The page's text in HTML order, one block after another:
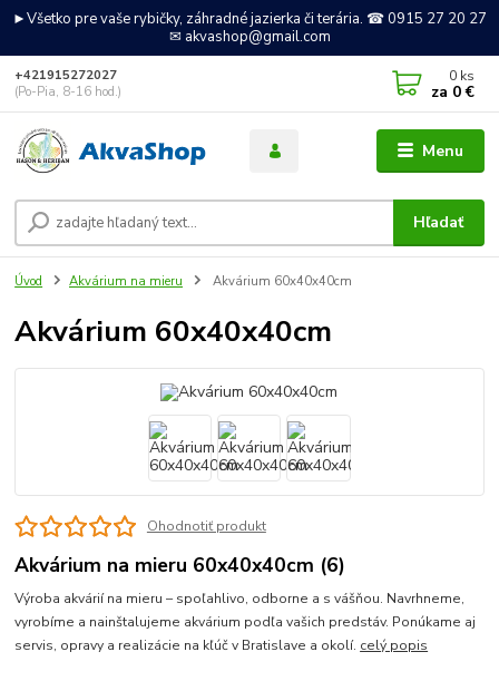
►Všetko pre vaše rybičky, záhradné jazierka či terária. ☎ 0915 27 20 27
✉ akvashop@gmail.com
Menu
Hľadať
+421915272027
(Po-Pia, 8-16 hod.)
0 ks
za 0 €
Úvod Akvárium na mieru Akvárium 60x40x40cm
Akvárium 60x40x40cm
Ohodnotiť produkt
Akvárium na mieru 60x40x40cm (6)
Výroba akvárií na mieru – spoľahlivo, odborne a s vášňou. Navrhneme,
vyrobíme a nainštalujeme akvárium podľa vašich predstáv. Ponúkame aj
servis, opravy a realizácie na kľúč v Bratislave a okolí. celý popis